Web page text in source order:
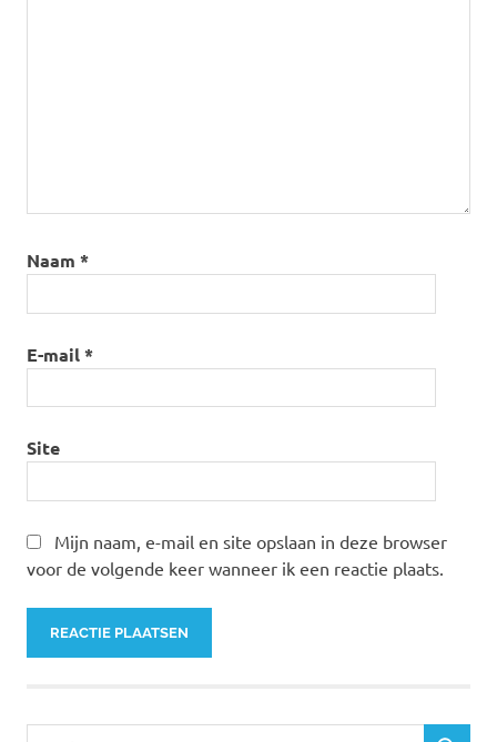
Naam *
E-mail*
Site
Mijn naam, e-mail en site opslaan in deze browser
voor de volgende keer wanneer ik een reactie plaats.